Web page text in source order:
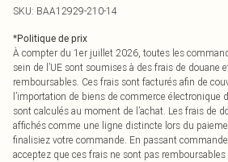
SKU: BAA12929-210-14
*Politique de prix
À compter du 1er juillet 2026, toutes les
sein de l’UE sont soumises à des frais de douane
remboursables. Ces frais sont facturés afin de
l’importation de biens de commerce électronique
sont calculés au moment de l’achat. Les frais de
affichés comme une ligne distincte lors du
finalisiez votre commande. En passant
acceptez que ces frais ne sont pas